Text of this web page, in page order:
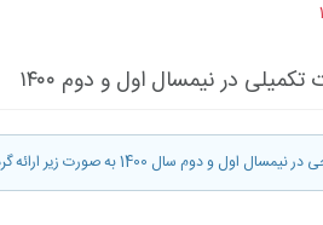
در نیمسال اول و دوم ‍۱۴۰۰
به صورت زیر ارائه گردیده است.